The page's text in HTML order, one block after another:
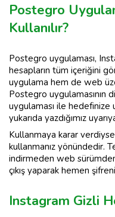
Postegro
Kullanılır?
Postegro uygulaması,
hesapların tüm içeriğini
uygulama hem de web
Postegro uygulamasının
uygulaması ile hedefinize
yukarıda yazdığımız
Kullanmaya karar
kullanmanız yönündedir.
indirmeden web
çıkış yaparak hemen
Instagram Gizli